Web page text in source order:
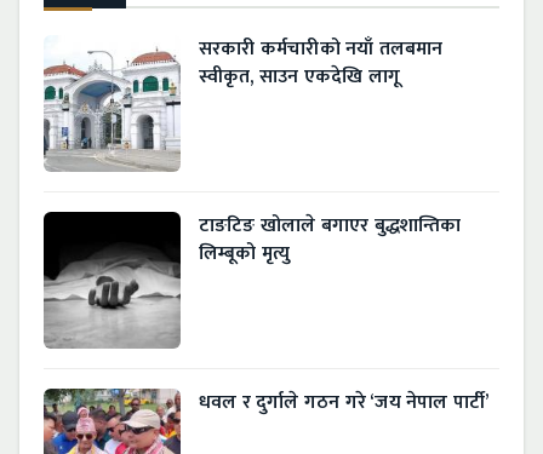
सरकारी कर्मचारीको नयाँ तलबमान
स्वीकृत, साउन एकदेखि लागू
टाङटिङ खोलाले बगाएर बुद्धशान्तिका
लिम्बूको मृत्यु
धवल र दुर्गाले गठन गरे ‘जय नेपाल पार्टी’